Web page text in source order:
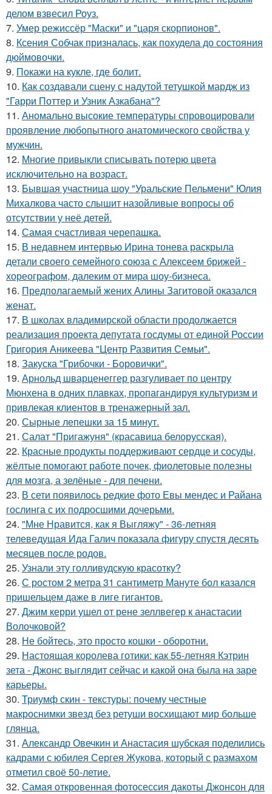
делом взвесил Роуз.
7. Умер режиссёр "Маски" и "царя скорпионов".
8. Ксения Собчак призналась, как похудела до состояния
дюймовочки.
9. Покажи на кукле, где болит.
10. Как создавали сцену с надутой тетушкой мардж из
"Гарри Поттер и Узник Азкабана"?
11. Аномально высокие температуры спровоцировали
проявление любопытного анатомического свойства у
мужчин.
12. Многие привыкли списывать потерю цвета
исключительно на возраст.
13. Бывшая участница шоу "Уральские Пельмени" Юлия
Михалкова часто слышит назойливые вопросы об
отсутствии у неё детей.
14. Самая счастливая черепашка.
15. В недавнем интервью Ирина тонева раскрыла
детали своего семейного союза с Алексеем брижей -
хореографом, далеким от мира шоу-бизнеса.
16. Предполагаемый жених Алины Загитовой оказался
женат.
17. В школах владимирской области продолжается
реализация проекта депутата госдумы от единой России
Григория Аникеева "Центр Развития Семьи".
18. Закуска "Грибочки - Боровички".
19. Арнольд шварценеггер разгуливает по центру
Мюнхена в одних плавках, пропагандируя культуризм и
привлекая клиентов в тренажерный зал.
20. Сырные лепешки за 15 минут.
21. Салат "Пригажуня" (красавица белорусская).
22. Красные продукты поддерживают сердце и сосуды,
жёлтые помогают работе почек, фиолетовые полезны
для мозга, а зелёные - для печени.
23. В сети появилось редкие фото Евы мендес и Райана
гослинга с их подросшими дочерьми.
24. "Мне Нравится, как я Выгляжу" - 36-летняя
телеведущая Ида Галич показала фигуру спустя десять
месяцев после родов.
25. Узнали эту голливудскую красотку?
26. С ростом 2 метра 31 сантиметр Мануте бол казался
пришельцем даже в лиге гигантов.
27. Джим керри ушел от рене зеллвегер к анастасии
Волочковой?
28. Не бойтесь, это просто кошки - оборотни.
29. Настоящая королева готики: как 55-летняя Кэтрин
зета - Джонс выглядит сейчас и какой она была на заре
карьеры.
30. Триумф скин - текстуры: почему честные
макроснимки звезд без ретуши восхищают мир больше
глянца.
31. Александр Овечкин и Анастасия шубская поделились
кадрами с юбилея Сергея Жукова, который с размахом
отметил своё 50-летие.
32. Самая откровенная фотосессия дакоты Джонсон для